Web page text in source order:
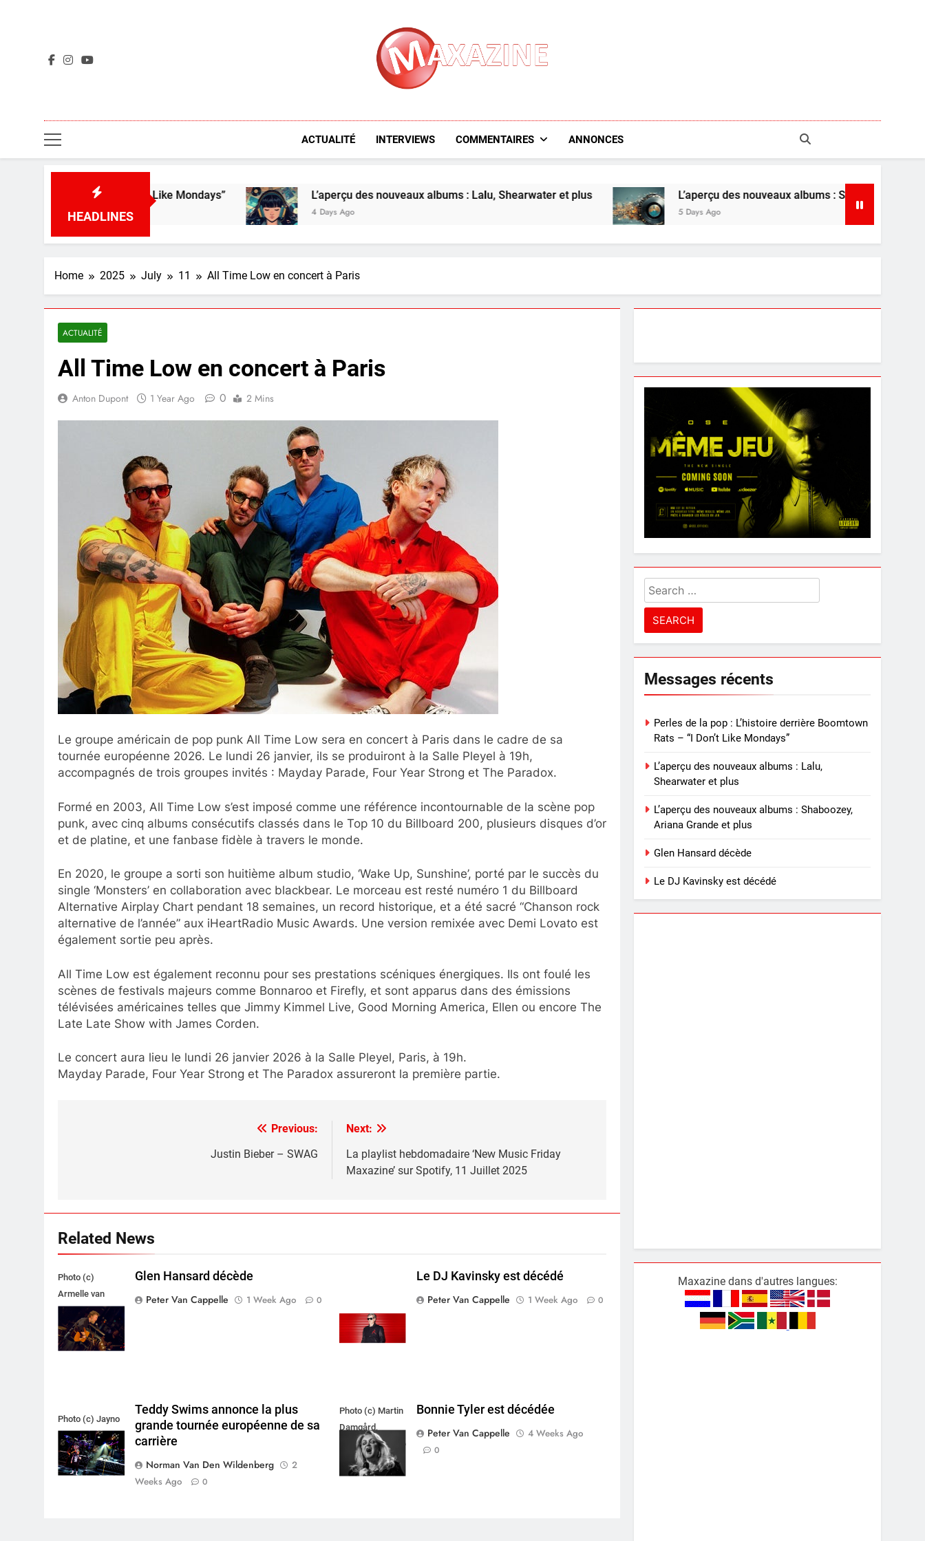
Maxazine.fr
ACTUALITÉ INTERVIEWS COMMENTAIRES ANNONCES
HEADLINES
Rats – “I Don’t Like Mondays” L’aperçu des nouveaux albums : Lalu, Shearwater et plus
4 Days Ago
L’aperçu des nouveaux albums : Shaboozey, Ariana Grande
5 Days Ago
Home 2025 July 11 All Time Low en concert à Paris
ACTUALITÉ
All Time Low en concert à Paris
Anton Dupont 1 Year Ago 0 2 Mins
Le groupe américain de pop punk All Time Low sera en concert à Paris dans le cadre de sa
tournée européenne 2026. Le lundi 26 janvier, ils se produiront à la Salle Pleyel à 19h,
accompagnés de trois groupes invités : Mayday Parade, Four Year Strong et The Paradox.
Formé en 2003, All Time Low s’est imposé comme une référence incontournable de la scène pop
punk, avec cinq albums consécutifs classés dans le Top 10 du Billboard 200, plusieurs disques d’or
et de platine, et une fanbase fidèle à travers le monde.
En 2020, le groupe a sorti son huitième album studio, ‘Wake Up, Sunshine’, porté par le succès du
single ‘Monsters’ en collaboration avec blackbear. Le morceau est resté numéro 1 du Billboard
Alternative Airplay Chart pendant 18 semaines, un record historique, et a été sacré “Chanson rock
alternative de l’année” aux iHeartRadio Music Awards. Une version remixée avec Demi Lovato est
également sortie peu après.
All Time Low est également reconnu pour ses prestations scéniques énergiques. Ils ont foulé les
scènes de festivals majeurs comme Bonnaroo et Firefly, et sont apparus dans des émissions
télévisées américaines telles que Jimmy Kimmel Live, Good Morning America, Ellen ou encore The
Late Late Show with James Corden.
Le concert aura lieu le lundi 26 janvier 2026 à la Salle Pleyel, Paris, à 19h.
Mayday Parade, Four Year Strong et The Paradox assureront la première partie.
Previous:
Justin Bieber – SWAG
Next:
La playlist hebdomadaire ‘New Music Friday
Maxazine’ sur Spotify, 11 Juillet 2025
Related News
Photo (c)
Armelle van
Helden,
Maxazine.nl
Glen Hansard décède
Peter Van Cappelle
1 Week Ago 0
Le DJ Kavinsky est décédé
Peter Van Cappelle
1 Week Ago 0
Photo (c) Jayno
Berkhoudt
Teddy Swims annonce la plus
grande tournée européenne de sa
carrière
Norman Van Den Wildenberg
2
Weeks Ago
0
Photo (c) Martin
Damgård,
Hverdagsvinkler.dk
Bonnie Tyler est décédée
Peter Van Cappelle
4 Weeks Ago
0
Search
for:
Messages récents
Perles de la pop : L’histoire derrière Boomtown
Rats – “I Don’t Like Mondays”
L’aperçu des nouveaux albums : Lalu,
Shearwater et plus
L’aperçu des nouveaux albums : Shaboozey,
Ariana Grande et plus
Glen Hansard décède
Le DJ Kavinsky est décédé
Maxazine dans d'autres langues: